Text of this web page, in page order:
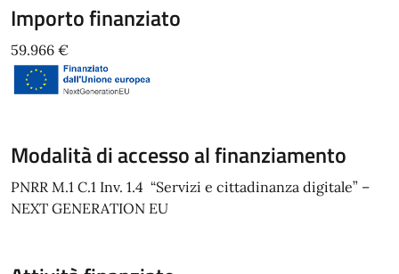
Importo finanziato
59.966 €
Modalità di accesso al finanziamento
PNRR M.1 C.1 Inv. 1.4 “Servizi e cittadinanza digitale” –
NEXT GENERATION EU